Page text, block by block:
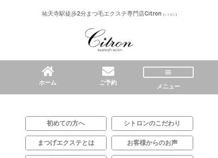
祐天寺駅徒歩2分まつ毛エクステ専門店Citron (シトロン)
ホーム ご予約
メニュー
初めての方へ
まつげエクステとは
シトロンのこだわり
お客様からのお声​